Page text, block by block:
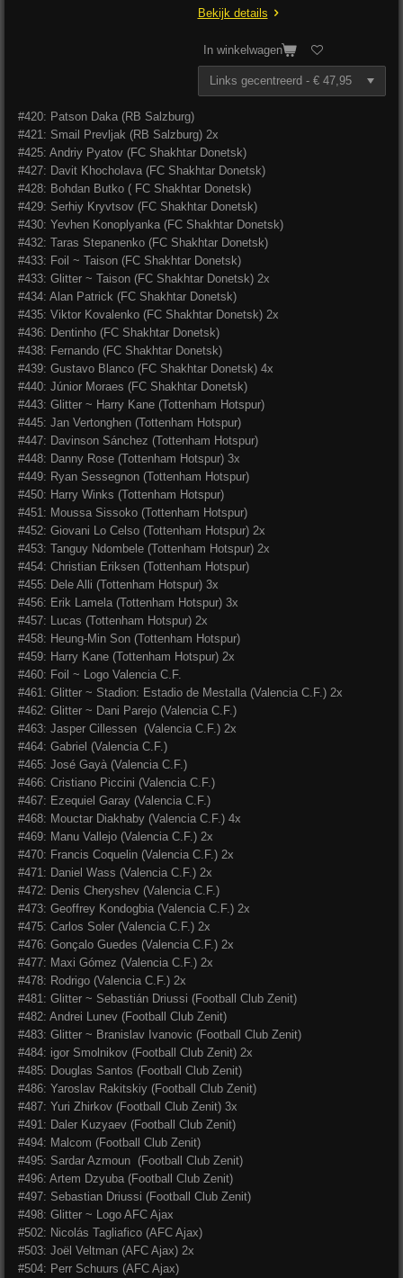
Bekijk details
In winkelwagen
#420: Patson Daka (RB Salzburg)
#421: Smail Prevljak (RB Salzburg) 2x
#425: Andriy Pyatov (FC Shakhtar Donetsk)
#427: Davit Khocholava (FC Shakhtar Donetsk)
#428: Bohdan Butko ( FC Shakhtar Donetsk)
#429: Serhiy Kryvtsov (FC Shakhtar Donetsk)
#430: Yevhen Konoplyanka (FC Shakhtar Donetsk)
#432: Taras Stepanenko (FC Shakhtar Donetsk)
#433: Foil ~ Taison (FC Shakhtar Donetsk)
#433: Glitter ~ Taison (FC Shakhtar Donetsk) 2x
#434: Alan Patrick (FC Shakhtar Donetsk)
#435: Viktor Kovalenko (FC Shakhtar Donetsk) 2x
#436: Dentinho (FC Shakhtar Donetsk)
#438: Fernando (FC Shakhtar Donetsk)
#439: Gustavo Blanco (FC Shakhtar Donetsk) 4x
#440: Júnior Moraes (FC Shakhtar Donetsk)
#443: Glitter ~ Harry Kane (Tottenham Hotspur)
#445: Jan Vertonghen (Tottenham Hotspur)
#447: Davinson Sánchez (Tottenham Hotspur)
#448: Danny Rose (Tottenham Hotspur) 3x
#449: Ryan Sessegnon (Tottenham Hotspur)
#450: Harry Winks (Tottenham Hotspur)
#451: Moussa Sissoko (Tottenham Hotspur)
#452: Giovani Lo Celso (Tottenham Hotspur) 2x
#453: Tanguy Ndombele (Tottenham Hotspur) 2x
#454: Christian Eriksen (Tottenham Hotspur)
#455: Dele Alli (Tottenham Hotspur) 3x
#456: Erik Lamela (Tottenham Hotspur) 3x
#457: Lucas (Tottenham Hotspur) 2x
#458: Heung-Min Son (Tottenham Hotspur)
#459: Harry Kane (Tottenham Hotspur) 2x
#460: Foil ~ Logo Valencia C.F.
#461: Glitter ~ Stadion: Estadio de Mestalla (Valencia C.F.) 2x
#462: Glitter ~ Dani Parejo (Valencia C.F.)
#463: Jasper Cillessen (Valencia C.F.) 2x
#464: Gabriel (Valencia C.F.)
#465: José Gayà (Valencia C.F.)
#466: Cristiano Piccini (Valencia C.F.)
#467: Ezequiel Garay (Valencia C.F.)
#468: Mouctar Diakhaby (Valencia C.F.) 4x
#469: Manu Vallejo (Valencia C.F.) 2x
#470: Francis Coquelin (Valencia C.F.) 2x
#471: Daniel Wass (Valencia C.F.) 2x
#472: Denis Cheryshev (Valencia C.F.)
#473: Geoffrey Kondogbia (Valencia C.F.) 2x
#475: Carlos Soler (Valencia C.F.) 2x
#476: Gonçalo Guedes (Valencia C.F.) 2x
#477: Maxi Gómez (Valencia C.F.) 2x
#478: Rodrigo (Valencia C.F.) 2x
#481: Glitter ~ Sebastián Driussi (Football Club Zenit)
#482: Andrei Lunev (Football Club Zenit)
#483: Glitter ~ Branislav Ivanovic (Football Club Zenit)
#484: igor Smolnikov (Football Club Zenit) 2x
#485: Douglas Santos (Football Club Zenit)
#486: Yaroslav Rakitskiy (Football Club Zenit)
#487: Yuri Zhirkov (Football Club Zenit) 3x
#491: Daler Kuzyaev (Football Club Zenit)
#494: Malcom (Football Club Zenit)
#495: Sardar Azmoun (Football Club Zenit)
#496: Artem Dzyuba (Football Club Zenit)
#497: Sebastian Driussi (Football Club Zenit)
#498: Glitter ~ Logo AFC Ajax
#502: Nicolás Tagliafico (AFC Ajax)
#503: Joël Veltman (AFC Ajax) 2x
#504: Perr Schuurs (AFC Ajax)